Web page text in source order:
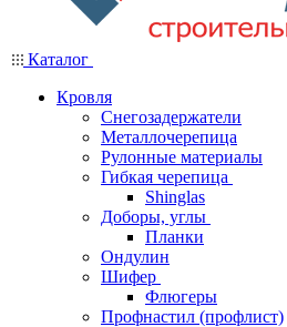
Каталог
Кровля
Снегозадержатели
Металлочерепица
Рулонные материалы
Гибкая черепица
Shinglas
Доборы, углы
Планки
Ондулин
Шифер
Флюгеры
Профнастил (профлист)